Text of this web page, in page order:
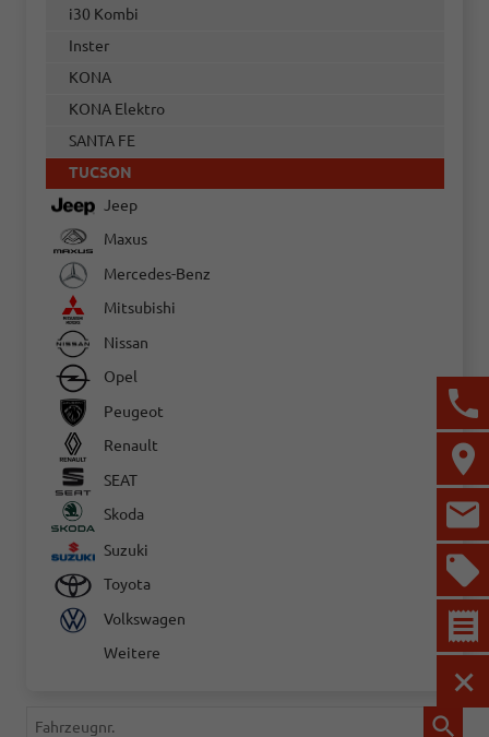
i30 Kombi
Inster
KONA
KONA Elektro
SANTA FE
TUCSON
Jeep
Maxus
Mercedes-Benz
Mitsubishi
Nissan
Opel
Peugeot
Renault
SEAT
Skoda
Suzuki
Toyota
Volkswagen
Weitere
Fahrzeugnr.